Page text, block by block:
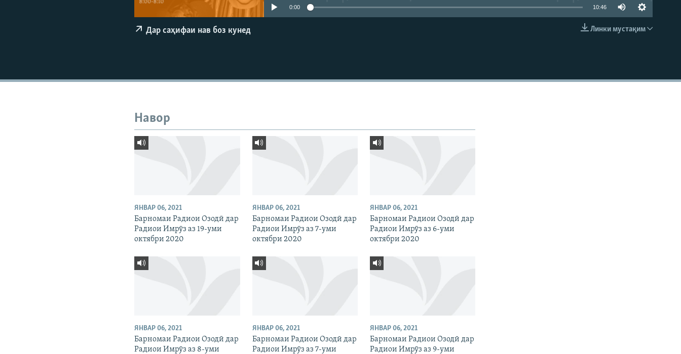
EMBED
0:00 10:46
Линки мустақим
Дар саҳифаи нав боз кунед
Навор
ЯНВАР 06, 2021
Барномаи Радиои Озодӣ дар
Радиои Имрӯз аз 19-уми
октябри 2020
ЯНВАР 06, 2021
Барномаи Радиои Озодӣ дар
Радиои Имрӯз аз 7-уми
октябри 2020
ЯНВАР 06, 2021
Барномаи Радиои Озодӣ дар
Радиои Имрӯз аз 6-уми
октябри 2020
ЯНВАР 06, 2021
Барномаи Радиои Озодӣ дар
Радиои Имрӯз аз 8-уми
ЯНВАР 06, 2021
Барномаи Радиои Озодӣ дар
Радиои Имрӯз аз 7-уми
ЯНВАР 06, 2021
Барномаи Радиои Озодӣ дар
Радиои Имрӯз аз 9-уми